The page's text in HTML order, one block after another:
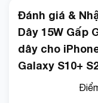
Đánh giá &
Dây 15W Gấp
dây cho
Galaxy S10+